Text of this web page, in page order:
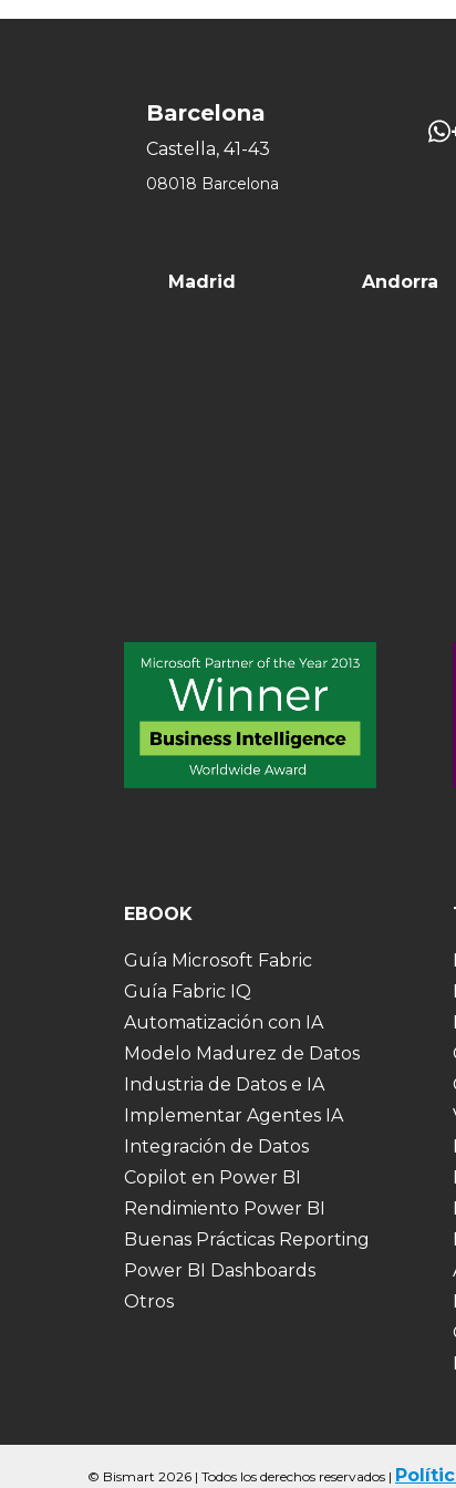
Barcelona
Castella, 41-43
08018 Barcelona
Madrid Andorra
EBOOK
Guía Microsoft Fabric
Guía Fabric IQ
Automatización con IA
Modelo Madurez de Datos
Industria de Datos e IA
Implementar Agentes IA
Integración de Datos
Copilot en Power BI
Rendimiento Power BI
Buenas Prácticas Reporting
Power BI Dashboards
Otros
© Bismart 2026 | Todos los derechos reservados |